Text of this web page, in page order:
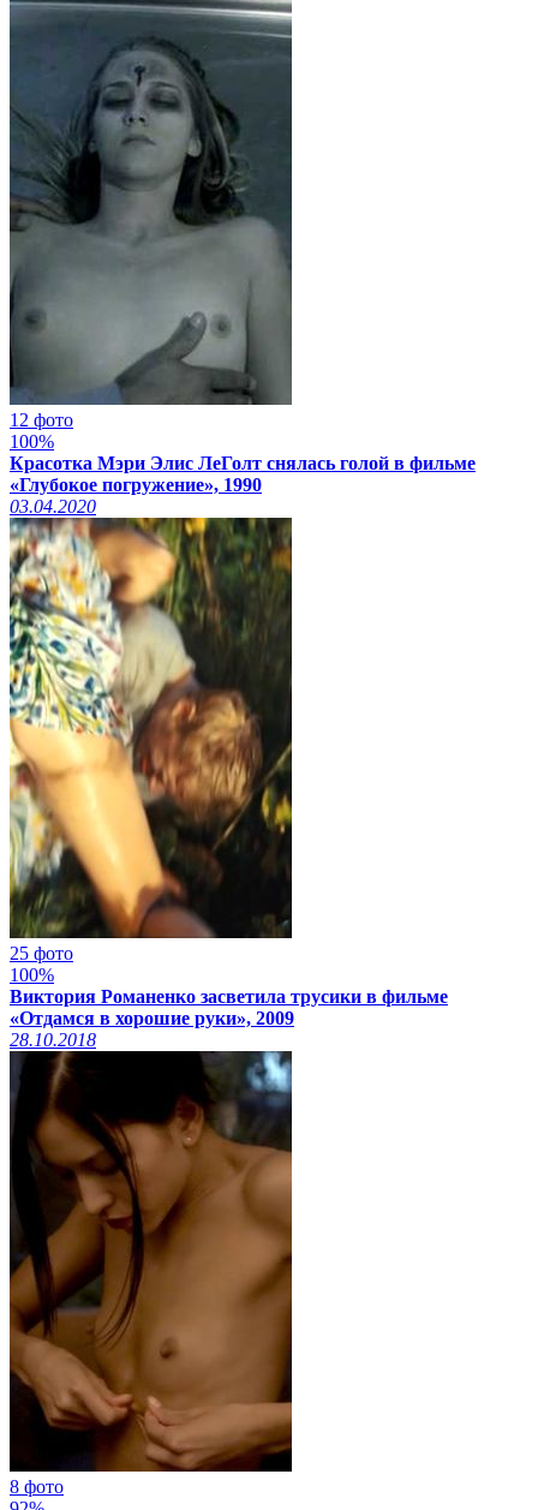
12 фото
100%
Красотка Мэри Элис ЛеГолт снялась голой в фильме
«Глубокое погружение», 1990
03.04.2020
25 фото
100%
Виктория Романенко засветила трусики в фильме
«Отдамся в хорошие руки», 2009
28.10.2018
8 фото